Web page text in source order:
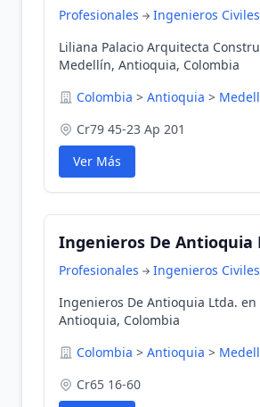
Profesionales
Ingenieros Civiles
Liliana Palacio Arquitecta
Medellín, Antioquia, Colombia
Colombia > Antioquia >
Cr79 45-23 Ap 201
Ver Más
Ingenieros De Antioquia
Profesionales
Ingenieros Civiles
Ingenieros De Antioquia Ltda.
Antioquia, Colombia
Colombia > Antioquia >
Cr65 16-60